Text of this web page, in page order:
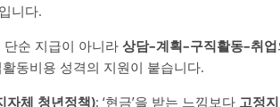
니다.
단순 지급이 아니라상담–계획–구직활동–취업
동비용 성격의 지원이 붙습니다.
자체 청년정책): ‘현금’을 받는 느낌보다 고정